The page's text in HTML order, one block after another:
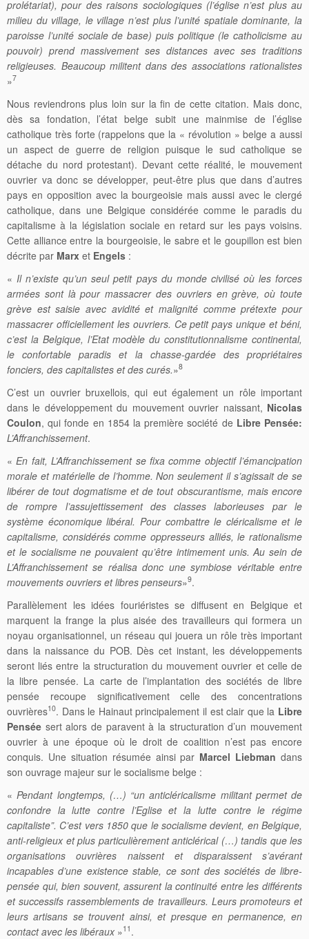
prolétariat), pour des raisons sociologiques (l’église n’est plus au
milieu du village, le village n’est plus l’unité spatiale dominante, la
paroisse l’unité sociale de base) puis politique (le catholicisme au
pouvoir) prend massivement ses distances avec ses traditions
religieuses. Beaucoup militent dans des associations rationalistes
»7
Nous reviendrons plus loin sur la fin de cette citation. Mais donc,
dès sa fondation, l’état belge subit une mainmise de l’église
catholique très forte (rappelons que la « révolution » belge a aussi
un aspect de guerre de religion puisque le sud catholique se
détache du nord protestant). Devant cette réalité, le mouvement
ouvrier va donc se développer, peut-être plus que dans d’autres
pays en opposition avec la bourgeoisie mais aussi avec le clergé
catholique, dans une Belgique considérée comme le paradis du
capitalisme à la législation sociale en retard sur les pays voisins.
Cette alliance entre la bourgeoisie, le sabre et le goupillon est bien
décrite par Marx et Engels :
« Il n’existe qu’un seul petit pays du monde civilisé où les forces
armées sont là pour massacrer des ouvriers en grève, où toute
grève est saisie avec avidité et malignité comme prétexte pour
massacrer officiellement les ouvriers. Ce petit pays unique et béni,
c’est la Belgique, l’Etat modèle du constitutionnalisme continental,
le confortable paradis et la chasse-gardée des propriétaires
fonciers, des capitalistes et des curés.»8
C’est un ouvrier bruxellois, qui eut également un rôle important
dans le développement du mouvement ouvrier naissant, Nicolas
Coulon, qui fonde en 1854 la première société de Libre Pensée:
L’Affranchissement.
«En fait, L’Affranchissement se fixa comme objectif l’émancipation
morale et matérielle de l’homme. Non seulement il s’agissait de se
libérer de tout dogmatisme et de tout obscurantisme, mais encore
de rompre l’assujettissement des classes laborieuses par le
système économique libéral. Pour combattre le cléricalisme et le
capitalisme, considérés comme oppresseurs alliés, le rationalisme
et le socialisme ne pouvaient qu’être intimement unis. Au sein de
L’Affranchissement se réalisa donc une symbiose véritable entre
mouvements ouvriers et libres penseurs»9.
Parallèlement les idées fouriéristes se diffusent en Belgique et
marquent la frange la plus aisée des travailleurs qui formera un
noyau organisationnel, un réseau qui jouera un rôle très important
dans la naissance du POB. Dès cet instant, les développements
seront liés entre la structuration du mouvement ouvrier et celle de
la libre pensée. La carte de l’implantation des sociétés de libre
pensée recoupe significativement celle des concentrations
ouvrières10. Dans le Hainaut principalement il est clair que la Libre
Pensée sert alors de paravent à la structuration d’un mouvement
ouvrier à une époque où le droit de coalition n’est pas encore
conquis. Une situation résumée ainsi par Marcel Liebman dans
son ouvrage majeur sur le socialisme belge :
« Pendant longtemps, (…) “un anticléricalisme militant permet de
confondre la lutte contre l’Eglise et la lutte contre le régime
capitaliste”. C’est vers 1850 que le socialisme devient, en Belgique,
anti-religieux et plus particulièrement anticlérical (…) tandis que les
organisations ouvrières naissent et disparaissent s’avérant
incapables d’une existence stable, ce sont des sociétés de libre-
pensée qui, bien souvent, assurent la continuité entre les différents
et successifs rassemblements de travailleurs. Leurs promoteurs et
leurs artisans se trouvent ainsi, et presque en permanence, en
contact avec les libéraux »11 .